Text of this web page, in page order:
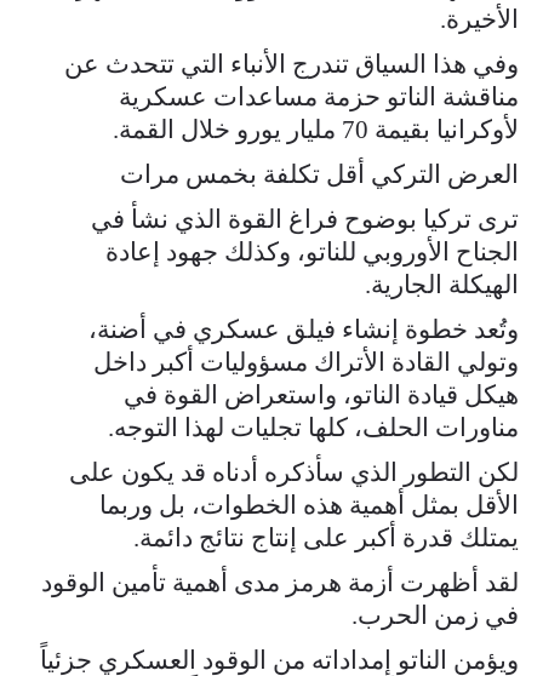
الأخيرة.
وفي هذا السياق تندرج الأنباء التي تتحدث عن
مناقشة الناتو حزمة مساعدات عسكرية
لأوكرانيا بقيمة 70 مليار يورو خلال القمة.
العرض التركي أقل تكلفة بخمس مرات
ترى تركيا بوضوح فراغ القوة الذي نشأ في
الجناح الأوروبي للناتو، وكذلك جهود إعادة
الهيكلة الجارية.
وتُعد خطوة إنشاء فيلق عسكري في أضنة،
وتولي القادة الأتراك مسؤوليات أكبر داخل
هيكل قيادة الناتو، واستعراض القوة في
مناورات الحلف، كلها تجليات لهذا التوجه.
لكن التطور الذي سأذكره أدناه قد يكون على
الأقل بمثل أهمية هذه الخطوات، بل وربما
يمتلك قدرة أكبر على إنتاج نتائج دائمة.
لقد أظهرت أزمة هرمز مدى أهمية تأمين الوقود
في زمن الحرب.
ويؤمن الناتو إمداداته من الوقود العسكري جزئياً